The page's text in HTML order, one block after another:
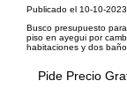
Publicado el 10-10-
Busco presupuesto
piso en ayegui por
habitaciones y dos
Pide Precio